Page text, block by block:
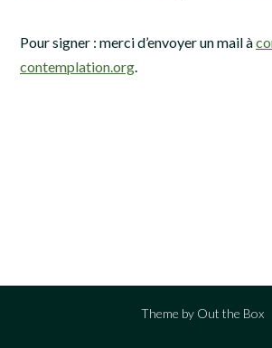
Pour signer : merci d’envoyer un mail à
contemplation.org.
Theme by Out the Box